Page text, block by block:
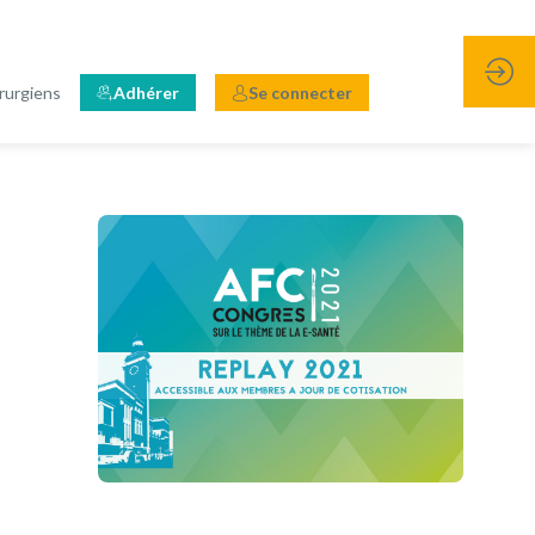
Adhérer Se connecter